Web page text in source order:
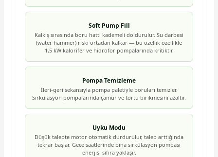
Soft Pump Fill
Kalkış sırasında boru hattı kademeli doldurulur. Su darbesi
(water hammer) riski ortadan kalkar — bu özellik özellikle
1,5 kW kalorifer ve hidrofor pompalarında kritiktir.
Pompa Temizleme
İleri-geri sekansıyla pompa paletiyle boruları temizler.
Sirkülasyon pompalarında çamur ve tortu birikmesini azaltır.
Uyku Modu
Düşük talepte motor otomatik durdurulur, talep arttığında
tekrar başlar. Gece saatlerinde bina sirkülasyon pompası
enerjisi sıfıra yaklaşır.